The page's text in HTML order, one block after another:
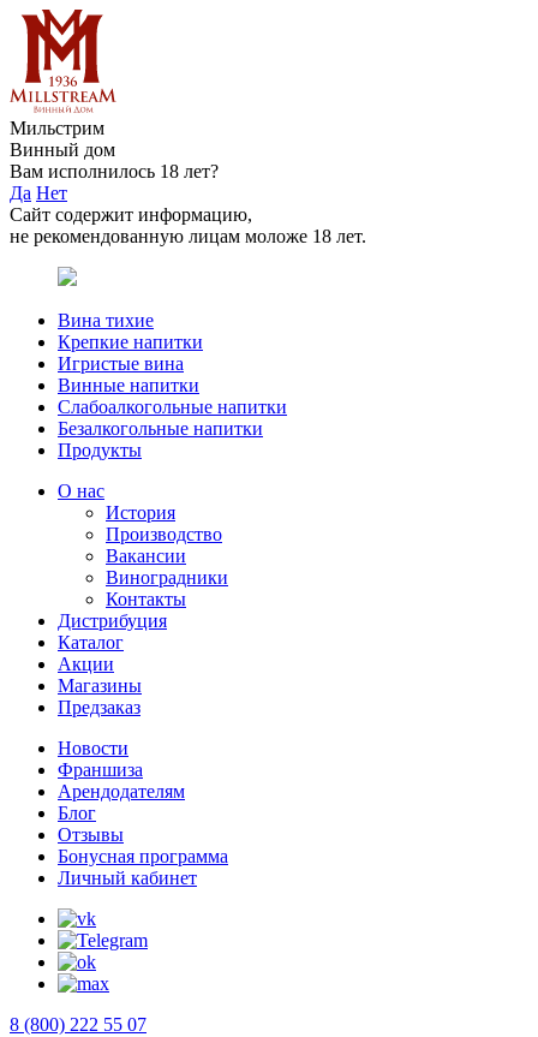
Мильстрим
Винный дом
Вам исполнилось 18 лет?
Да Нет
Сайт содержит информацию,
не рекомендованную лицам моложе 18 лет.
Вина тихие
Крепкие напитки
Игристые вина
Винные напитки
Слабоалкогольные напитки
Безалкогольные напитки
Продукты
О нас
История
Производство
Вакансии
Виноградники
Контакты
Дистрибуция
Каталог
Акции
Магазины
Предзаказ
Новости
Франшиза
Арендодателям
Блог
Отзывы
Бонусная программа
Личный кабинет
8 (800) 222 55 07